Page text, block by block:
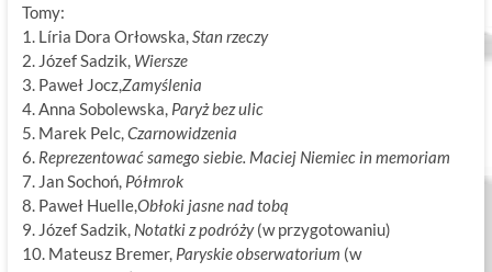
Tomy:
1. Líria Dora Orłowska, Stan rzeczy
2. Józef Sadzik, Wiersze
3. Paweł Jocz, Zamyślenia
4. Anna Sobolewska, Paryż bez ulic
5. Marek Pelc, Czarnowidzenia
6. Reprezentować samego siebie. Maciej Niemiec in memoriam
7. Jan Sochoń, Półmrok
8. Paweł Huelle,Obłoki jasne nad tobą
9. Józef Sadzik, Notatki z podróży(w przygotowaniu)
10. Mateusz Bremer, Paryskie obserwatorium (w